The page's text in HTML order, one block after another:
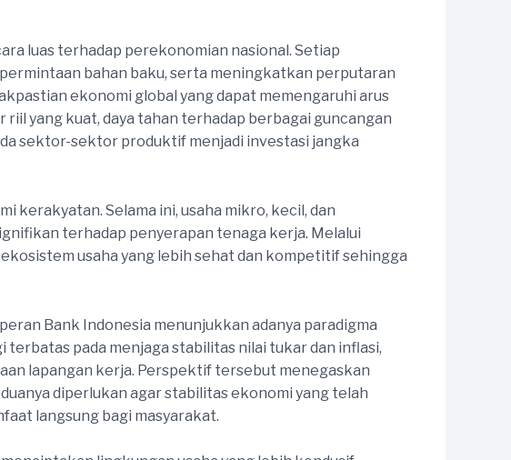
luas terhadap perekonomian nasional. Setiap
bahan baku, serta meningkatkan perputaran
ekonomi global yang dapat memengaruhi arus
yang kuat, daya tahan terhadap berbagai guncangan
sektor-sektor produktif menjadi investasi jangka
Selama ini, usaha mikro, kecil, dan
terhadap penyerapan tenaga kerja. Melalui
usaha yang lebih sehat dan kompetitif sehingga
Bank Indonesia menunjukkan adanya paradigma
pada menjaga stabilitas nilai tukar dan inflasi,
lapangan kerja. Perspektif tersebut menegaskan
diperlukan agar stabilitas ekonomi yang telah
langsung bagi masyarakat.